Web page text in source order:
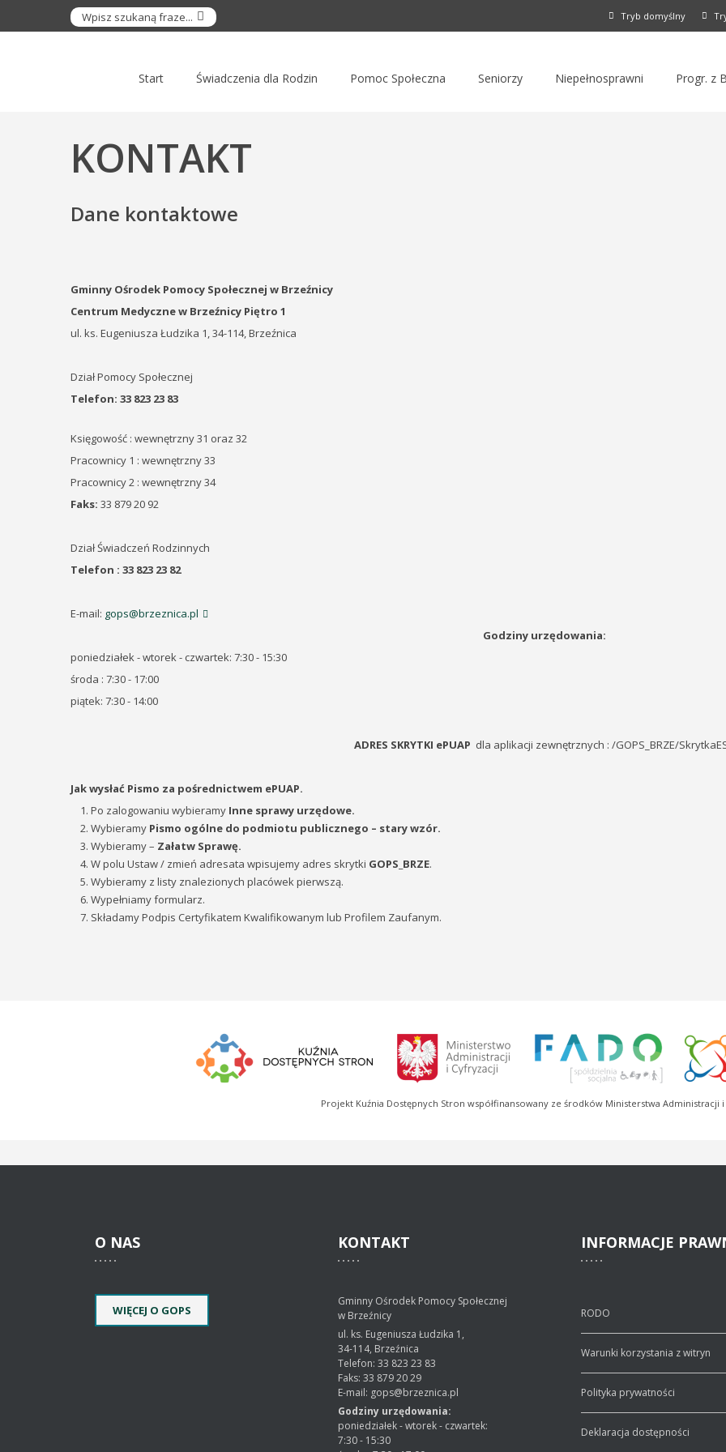
Tryb domyślny
Start Świadczenia dla Rodzin Pomoc Społeczna Seniorzy Niepełnosprawni Progr. z
KONTAKT
Dane kontaktowe
Gminny Ośrodek Pomocy Społecznej w Brzeźnicy
Centrum Medyczne w Brzeźnicy Piętro 1
ul. ks. Eugeniusza Łudzika 1, 34-114, Brzeźnica
Dział Pomocy Społecznej
Telefon: 33 823 23 83
Księgowość : wewnętrzny 31 oraz 32
Pracownicy 1 : wewnętrzny 33
Pracownicy 2 : wewnętrzny 34
Faks: 33 879 20 92
Dział Świadczeń Rodzinnych
Telefon : 33 823 23 82
E-mail: gops@brzeznica.pl
Godziny urzędowania:
poniedziałek - wtorek - czwartek: 7:30 - 15:30
środa : 7:30 - 17:00
piątek: 7:30 - 14:00
ADRES SKRYTKI ePUAP dla aplikacji zewnętrznych : /GOPS_BRZE/
Jak wysłać Pismo za pośrednictwem ePUAP.
Po zalogowaniu wybieramy Inne sprawy urzędowe.
Wybieramy Pismo ogólne do podmiotu publicznego – stary wzór.
Wybieramy – Załatw Sprawę.
W polu Ustaw / zmień adresata wpisujemy adres skrytki GOPS_BRZE.
Wybieramy z listy znalezionych placówek pierwszą.
Wypełniamy formularz.
Składamy Podpis Certyfikatem Kwalifikowanym lub Profilem Zaufanym.
Projekt Kuźnia Dostępnych Stron współfinansowany ze środków Ministerstwa Administracji
O NAS
WIĘCEJ O GOPS
KONTAKT
Gminny Ośrodek Pomocy Społecznej
w Brzeźnicy
ul. ks. Eugeniusza Łudzika 1,
34-114, Brzeźnica
Telefon: 33 823 23 83
Faks: 33 879 20 29
E-mail: gops@brzeznica.pl
Godziny urzędowania:
poniedziałek - wtorek - czwartek:
7:30 - 15:30
INFORMACJE
RODO
Warunki korzystania z witryn
Polityka prywatności
Deklaracja dostępności